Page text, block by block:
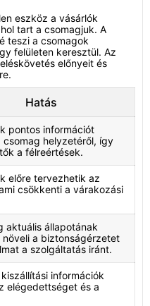
eszköz a vásárlók
tart a csomagjuk. A
teszi a csomagok
felületen keresztül. Az
előnyeit és
Hatás
pontos információt
csomag helyzetéről, így
a félreértések.
előre tervezhetik az
csökkenti a várakozási
aktuális állapotának
növeli a biztonságérzetet
a szolgáltatás iránt.
információk
elégedettséget és a